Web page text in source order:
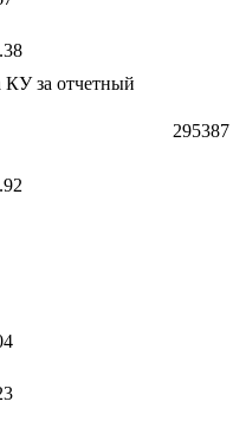
КУ за отчетный
295387